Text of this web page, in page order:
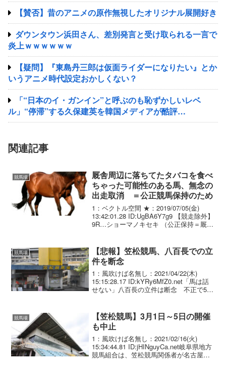
【賛否】昔のアニメの原作無視したオリジナル展開好き
ダウンタウン浜田さん、差別発言と受け取られる一言で
炎上ｗｗｗｗｗｗ
【疑問】『東島丹三郎は仮面ライダーになりたい』とか
いうアニメ時代設定おかしくない？
「“日本のイ・ガンイン”と呼ぶのも恥ずかしいレベ
ル」“停滞”する久保建英を韓国メディアが酷評…
関連記事
競馬場
厩舎周辺に落ちてたタバコを食べ
ちゃった可能性のある馬、無念の
出走取消 ＝公正競馬保持のため
1：ベクトル空間 ★：2019/07/05(金)
13:42:01.28 ID:UgBA6Y7g9 【競走除外】
9R…ショーマノキセキ （公正保持＝厩舎
無しさん＠...
競馬場
【悲報】笠松競馬、八百長での立
件を断念
1：風吹けば名無し：2021/04/22(木)
15:15:28.17 ID:kYRy6MfZ0.net「馬は話
せない」八百長の立件は断念 不正で51
の馬券を不正購入...
競馬場
【笠松競馬】3月1日～5日の開催
も中止
1：風吹けば名無し：2021/02/16(火)
15:34:44.81 ID:jHINguyCa.net岐阜県地方
競馬組合は、笠松競馬関係者が名古屋国